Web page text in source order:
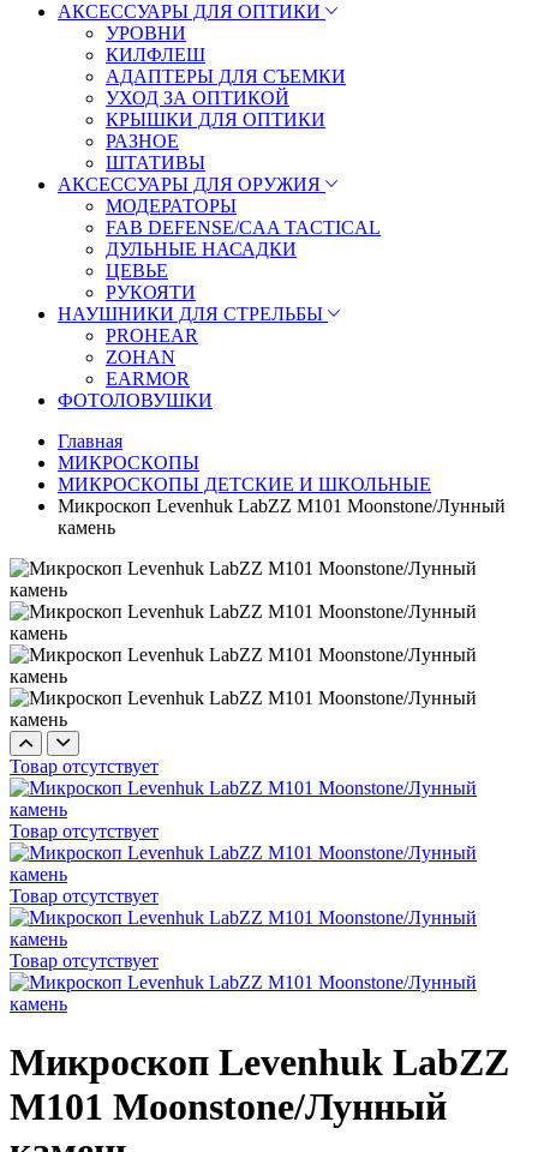
АКСЕССУАРЫ ДЛЯ ОПТИКИ
УРОВНИ
КИЛФЛЕШ
АДАПТЕРЫ ДЛЯ СЪЕМКИ
УХОД ЗА ОПТИКОЙ
КРЫШКИ ДЛЯ ОПТИКИ
РАЗНОЕ
ШТАТИВЫ
АКСЕССУАРЫ ДЛЯ ОРУЖИЯ
МОДЕРАТОРЫ
FAB DEFENSE/CAA TACTICAL
ДУЛЬНЫЕ НАСАДКИ
ЦЕВЬЕ
РУКОЯТИ
НАУШНИКИ ДЛЯ СТРЕЛЬБЫ
PROHEAR
ZOHAN
EARMOR
ФОТОЛОВУШКИ
Главная
МИКРОСКОПЫ
МИКРОСКОПЫ ДЕТСКИЕ И ШКОЛЬНЫЕ
Микроскоп Levenhuk LabZZ M101 Moonstone/Лунный
камень
Товар отсутствует
Товар отсутствует
Товар отсутствует
Товар отсутствует
Микроскоп Levenhuk LabZZ
M101 Moonstone/Лунный